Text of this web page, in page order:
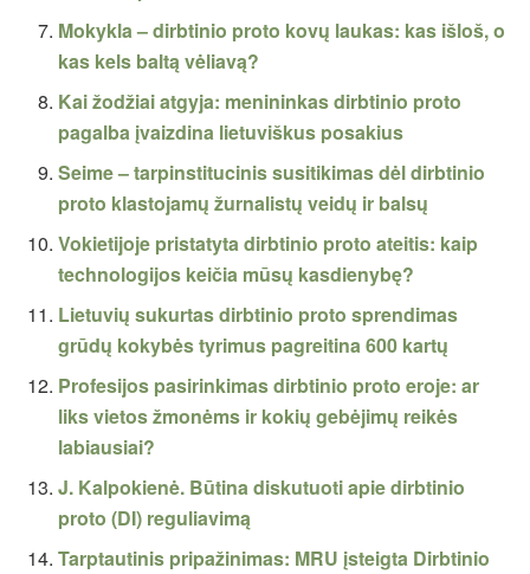
Mokykla – dirbtinio proto kovų laukas: kas išloš, o
kas kels baltą vėliavą?
Kai žodžiai atgyja: menininkas dirbtinio proto
pagalba įvaizdina lietuviškus posakius
Seime – tarpinstitucinis susitikimas dėl dirbtinio
proto klastojamų žurnalistų veidų ir balsų
Vokietijoje pristatyta dirbtinio proto ateitis: kaip
technologijos keičia mūsų kasdienybę?
Lietuvių sukurtas dirbtinio proto sprendimas
grūdų kokybės tyrimus pagreitina 600 kartų
Profesijos pasirinkimas dirbtinio proto eroje: ar
liks vietos žmonėms ir kokių gebėjimų reikės
labiausiai?
J. Kalpokienė. Būtina diskutuoti apie dirbtinio
proto (DI) reguliavimą
Tarptautinis pripažinimas: MRU įsteigta Dirbtinio